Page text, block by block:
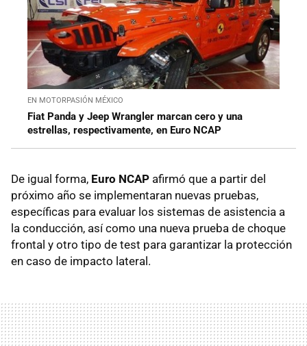
EN MOTORPASIÓN MÉXICO
Fiat Panda y Jeep Wrangler marcan cero y una
estrellas, respectivamente, en Euro NCAP
De igual forma, Euro NCAP afirmó que a partir del
próximo año se implementaran nuevas pruebas,
específicas para evaluar los sistemas de asistencia a
la conducción, así como una nueva prueba de choque
frontal y otro tipo de test para garantizar la protección
en caso de impacto lateral.